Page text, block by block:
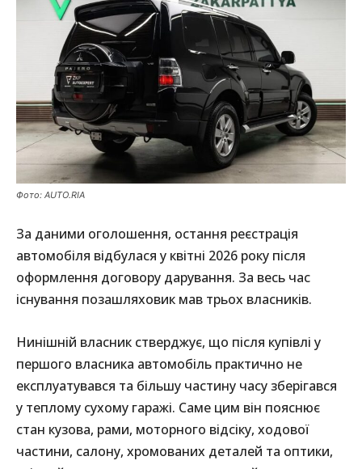
Фото: AUTO.RIA
За даними оголошення, остання реєстрація
автомобіля відбулася у квітні 2026 року після
оформлення договору дарування. За весь час
існування позашляховик мав трьох власників.
Нинішній власник стверджує, що після купівлі у
першого власника автомобіль практично не
експлуатувався та більшу частину часу зберігався
у теплому сухому гаражі. Саме цим він пояснює
стан кузова, рами, моторного відсіку, ходової
частини, салону, хромованих деталей та оптики,